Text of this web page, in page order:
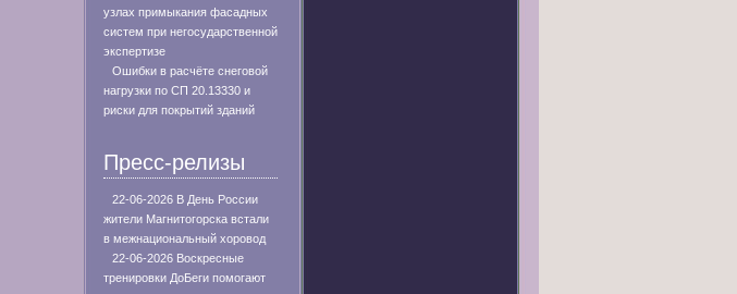
узлах примыкания фасадных
систем при негосударственной
экспертизе
Ошибки в расчёте снеговой
нагрузки по СП 20.13330 и
риски для покрытий зданий
Пресс-релизы
22-06-2026 В День России
жители Магнитогорска встали
в межнациональный хоровод
22-06-2026 Воскресные
тренировки ДоБеги помогают